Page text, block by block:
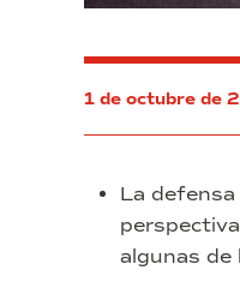
1 de octubre de
La
algunas de